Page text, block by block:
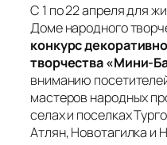
С 1 по 22 апреля для
Доме народного
конкурс
творчества «Мини-
вниманию
мастеров народных
селах и поселках
Атлян, Новотагилка и